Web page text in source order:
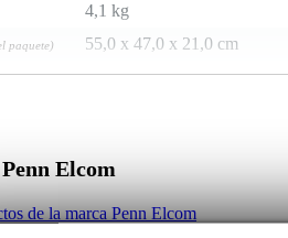
4,1 kg
paquete) 55,0 x 47,0 x 21,0 cm
polvo
368 x 178 mm (ancho x fondo x alto)
Elcom
de la marca Penn Elcom